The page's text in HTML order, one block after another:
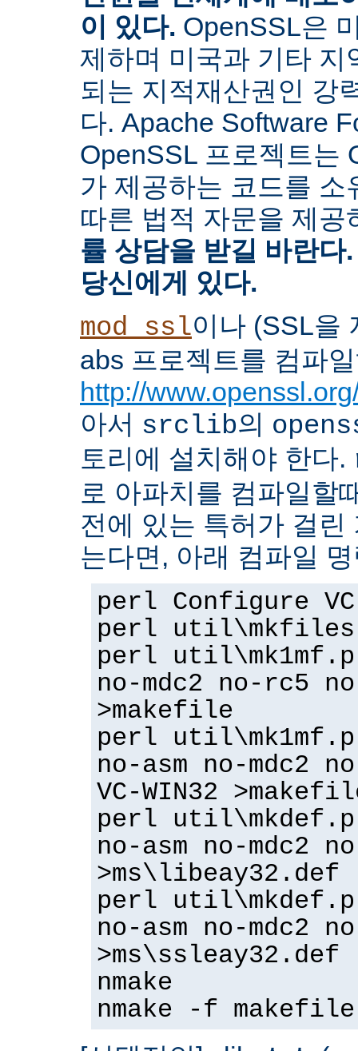
이 있다. OpenSSL은
제하며 미국과 기타 지
되는 지적재산권인 강
다. Apache Software
OpenSSL 프로젝트는
가 제공하는 코드를 소
따른 법적 자문을 제
률 상담을 받길 바란다
당신에게 있다.
mod_ssl이나 (SSL을
abs 프로젝트를 컴파
http://
아서 srclib의
토리에 설치해야 한다.
로 아파치를 컴파일할
전에 있는 특허가 걸린
는다면, 아래 컴파일
perl Configure
perl
perl
no-mdc2 no-rc5
>makefile
perl
no-asm no-mdc2
VC-WIN32
perl
no-asm no-mdc2
>ms\libeay32.def
perl
no-asm no-mdc2
>ms\ssleay32.def
nmake
nmake -f